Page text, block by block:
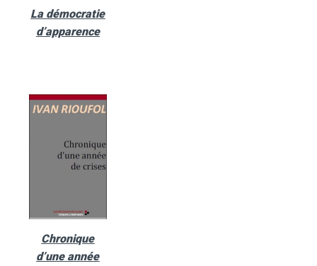
La démocratie
d’apparence
Chronique
d’une année